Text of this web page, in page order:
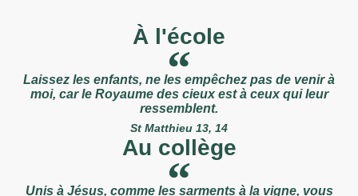
À l'école
Laissez les enfants, ne les empêchez pas de venir à
moi, car le Royaume des cieux est à ceux qui leur
ressemblent.
St Matthieu 13, 14
Au collège
Unis à Jésus, comme les sarments à la vigne, vous